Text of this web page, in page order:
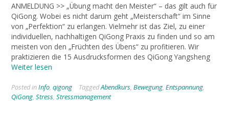
ANMELDUNG >> „Übung macht den Meister“ – das gilt auch für
QiGong. Wobei es nicht darum geht „Meisterschaft“ im Sinne
von „Perfektion“ zu erlangen. Vielmehr ist das Ziel, zu einer
individuellen, nachhaltigen QiGong Praxis zu finden und so am
meisten von den „Früchten des Übens“ zu profitieren. Wir
praktizieren die 15 Ausdrucksformen des QiGong Yangsheng
Weiter lesen
Posted inInfo, qigong TaggedAbendkurs, Bewegung, Entspannung,
QiGong, Stress, Stressmanagement